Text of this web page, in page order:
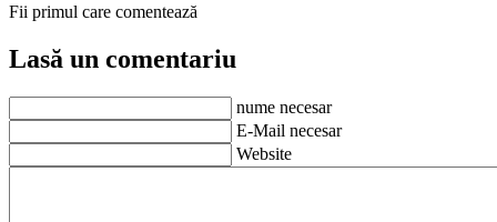
Fii primul care comentează
Lasă un comentariu
nume necesar
E-Mail necesar
Website